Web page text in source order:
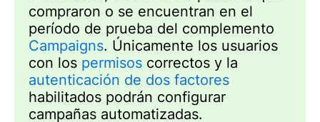
compraron o se encuentran en el
período de prueba del complemento
Campaigns. Únicamente los usuarios
con los permisos correctos y la
autenticación de dos factores
habilitados podrán configurar
campañas automatizadas.